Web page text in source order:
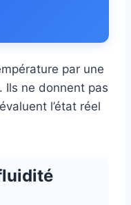
par une
Ils ne donnent pas
l’état réel